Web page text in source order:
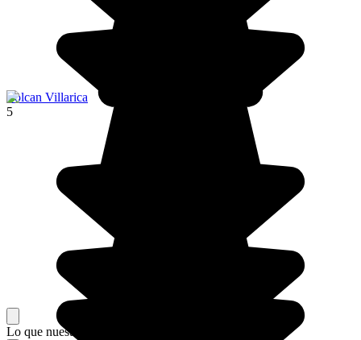
Volcan Villarica
5
Lo que nuestros viajeros piensan de su estancia